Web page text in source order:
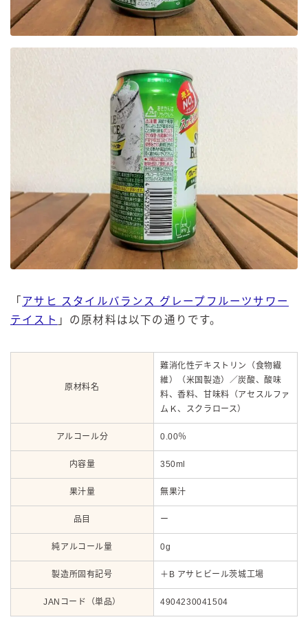
「 アサヒ スタイルバランス グレープフルーツサワー
テイスト 」の原材料は以下の通りです。
原材料名
難消化性デキストリン（食物繊
維）（米国製造）／炭酸、酸味
料、香料、甘味料（アセスルファ
ムＫ、スクラロース）
アルコール分 0.00％
内容量 350ml
果汁量 無果汁
品目 ー
純アルコール量 0g
製造所固有記号 ＋B アサヒビール茨城工場
JANコード（単品） 4904230041504